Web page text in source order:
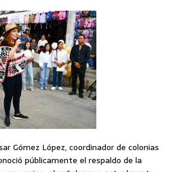
Gómez López, coordinador de colonias
públicamente el respaldo de la